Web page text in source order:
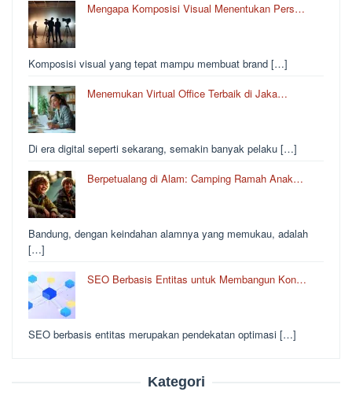
Mengapa Komposisi Visual Menentukan Pers…
Komposisi visual yang tepat mampu membuat brand […]
Menemukan Virtual Office Terbaik di Jaka…
Di era digital seperti sekarang, semakin banyak pelaku […]
Berpetualang di Alam: Camping Ramah Anak…
Bandung, dengan keindahan alamnya yang memukau, adalah
[…]
SEO Berbasis Entitas untuk Membangun Kon…
SEO berbasis entitas merupakan pendekatan optimasi […]
Kategori